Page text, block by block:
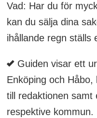
Vad: Har du för
kan du sälja dina
ihållande regn ställs
Guiden visar ett
Enköping och
till redaktionen samt
respektive